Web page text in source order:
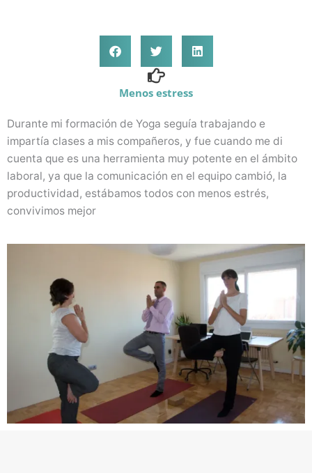
Menos estress
Durante mi formación de Yoga seguía trabajando e
impartía clases a mis compañeros, y fue cuando me di
cuenta que es una herramienta muy potente en el ámbito
laboral, ya que la comunicación en el equipo cambió, la
productividad, estábamos todos con menos estrés,
convivimos mejor